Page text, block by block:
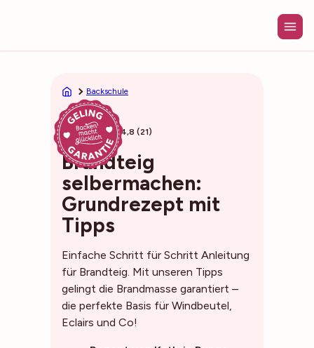
Backschule
35min 4,8 (21)
Brandteig
selbermachen:
Grundrezept mit
Tipps
Einfache Schritt für Schritt Anleitung
für Brandteig. Mit unseren Tipps
gelingt die Brandmasse garantiert –
die perfekte Basis für Windbeutel,
Eclairs und Co!